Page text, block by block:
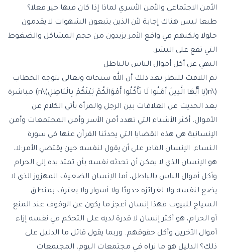
الأمن الاجتماعي والأمن الأسري لماذا إذا كان فيها خير فعلا؟
طبعا ليس هناك إجابة لأن الذين يتبعون الشهوات لا يقدمون
حلولا ولكنهم في واقع الأمر يزيدون من حجم المشاكل والضغوط
التي تقع على البشر.
النهي عن أكل أموال الناس بالباطل
ثم اللافت للنظر بعد ذلك أن الله سبحانه وتعالى يتوجه الخطاب
(\n(يَا أَيُّهَا الَّذِينَ آَمَنُوا لَا تَأْكُلُوا أَمْوَالَكُمْ بَيْنَكُمْ بِالْبَاطِلِ)\n) مباشرة
بعد الحديث عن العلاقات بين الرجل والمرأة يأتي الكلام عن
الأموال، أكثر الأشياء التي تهدد أمن الأسر وأمن المجتمعات وأمن
الإنسانية هي هذه القضايا التي يحدثنا القرآن عنها في سورة
النساء. الإنسان القادر على أن يقول لنفسه حين يقتضي الأمر:لا،
هو الإنسان الذي لا يمكن أن تحدثه نفسه بأن تمتد يده إلى الحرام
وأكل أموال الناس بالباطل، أما الإنسان الضعيف المهزوز الذي لا
يضع لنفسه ولا لغرائزه حدودًا ولا أسوار ولا يعترف بمنطق
السياج للبيوت فهذا إنسان أعجز ما يكون عن الوقوف عند المنع
أو الحرام، هو أكثر إنسان لا قدرة لديه على التحكم في نفسه إزاء
أموال الآخرين وأكل حقوقهم. وربما يقول قائل ما الدليل على
ذلك؟ الدليل هو ما نراه في مجتمعات اليوم، المجتمعات